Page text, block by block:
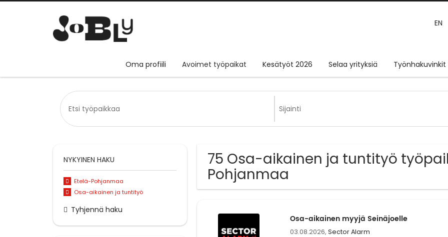
EN
Oma profiili Avoimet työpaikat Kesätyöt 2026 Selaa yrityksiä Työnhakuvinkit
75 Osa-aikainen ja tuntityö
Pohjanmaa
Osa-aikainen myyjä Seinäjoelle
03.08.2026, Sector Alarm
NYKYINEN HAKU
Etelä-Pohjanmaa
Osa-aikainen ja tuntityö
Tyhjennä haku